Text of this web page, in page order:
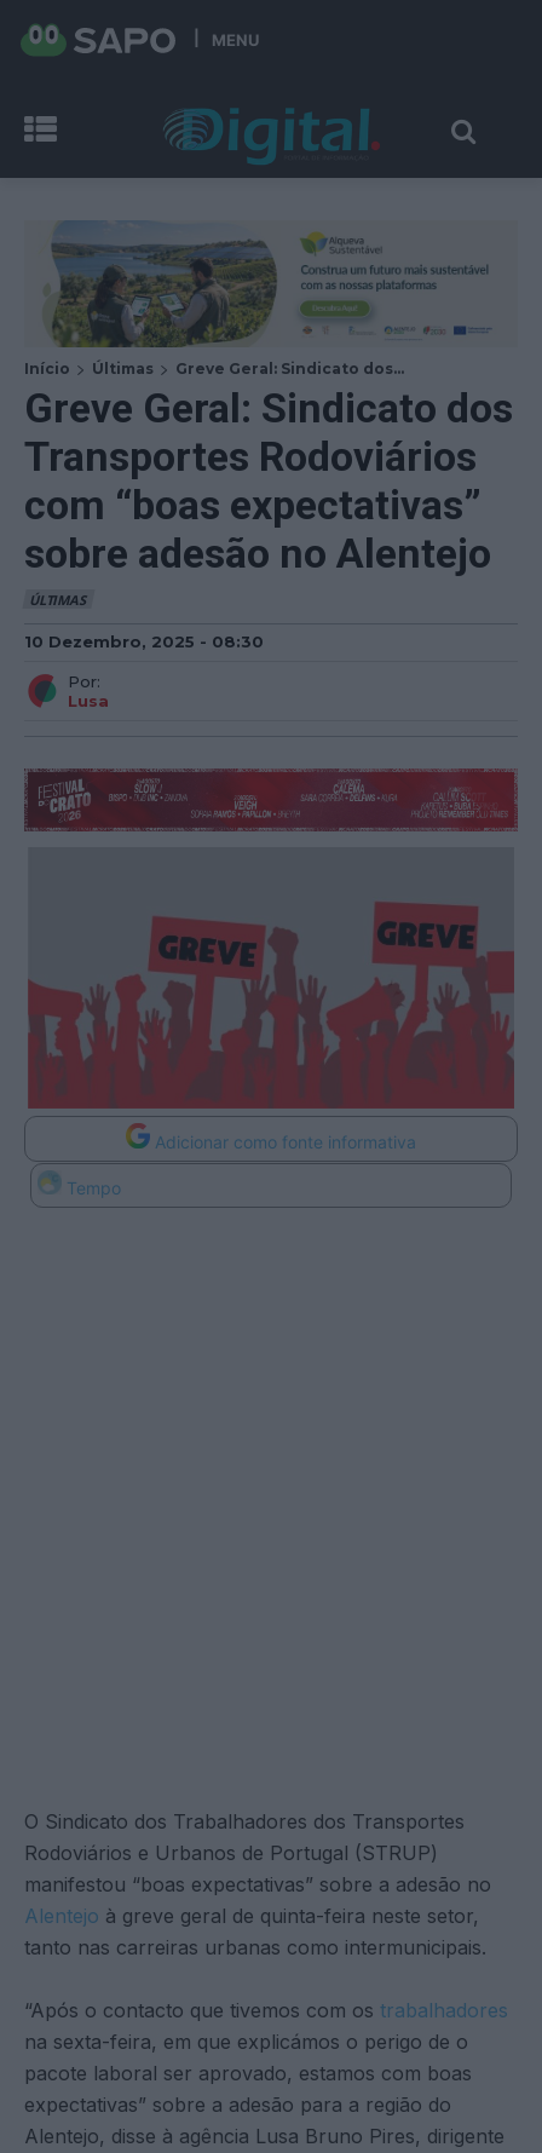
MENU
Início Últimas Greve Geral: Sindicato dos...
Greve Geral: Sindicato dos
Transportes Rodoviários
com “boas expectativas”
sobre adesão no Alentejo
ÚLTIMAS
10 Dezembro, 2025 - 08:30
Por:
Lusa
Adicionar como fonte informativa
Tempo
O Sindicato dos Trabalhadores dos Transportes
Rodoviários e Urbanos de Portugal (STRUP)
manifestou “boas expectativas” sobre a adesão no
Alentejo à greve geral de quinta-feira neste setor,
tanto nas carreiras urbanas como intermunicipais.
“Após o contacto que tivemos com os trabalhadores
na sexta-feira, em que explicámos o perigo de o
pacote laboral ser aprovado, estamos com boas
expectativas” sobre a adesão para a região do
Alentejo, disse à agência Lusa Bruno Pires, dirigente